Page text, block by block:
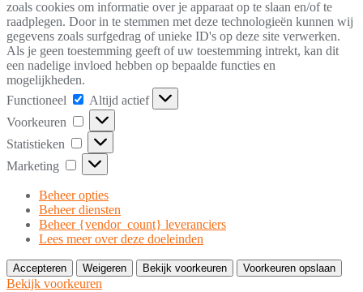
zoals cookies om informatie over je apparaat op te slaan en/of te
raadplegen. Door in te stemmen met deze technologieën kunnen wij
gegevens zoals surfgedrag of unieke ID's op deze site verwerken.
Als je geen toestemming geeft of uw toestemming intrekt, kan dit
een nadelige invloed hebben op bepaalde functies en
mogelijkheden.
Functioneel
Functioneel
Altijd actief
Voorkeuren
Voorkeuren
Statistieken Statistieken
Marketing Marketing
Beheer opties
Beheer diensten
Beheer {vendor_count} leveranciers
Lees meer over deze doeleinden
Accepteren Weigeren Bekijk voorkeuren Voorkeuren opslaan
Bekijk voorkeuren